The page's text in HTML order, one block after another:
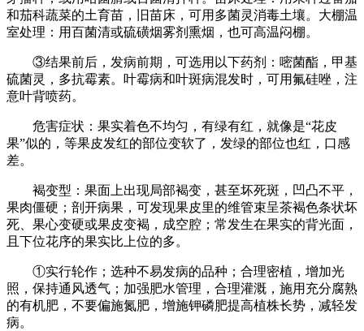
和茄科蔬菜的土育苗，旧苗床，可用多菌灵消毒土壤。大棚温
室处理：用百菌清或硫磺烟雾剂熏烟，也可高温闷棚。
③结果前后，发病前期，可选用以下药剂：嘧菌酯，甲基
硫菌灵，多抗霉素。叶霉病和叶斑病混发时，可用氟硅唑，注
意叶背喷药。
危害症状：果实着色不均匀，有绿有红，就像是“花皮
果”似的，等果皮发红的部位变软了，发绿的部位也红，口感
差。
褐变型：果面上出现局部褐变，甚至坏死斑，凹凸不平，
果肉僵硬；剖开病果，可发现果皮里的维管束呈茶褐色条状坏
死、果心变硬或果皮变褐，成空腔；常发生在果实的背光面，
且下位花序的果实比上位的多。
①实行轮作；选种不易发病的品种；合理密植，增加光
照，保持通风透气；加强肥水管理，合理灌溉，施用充分腐熟
的有机肥，不要偏施氮肥，增施钾磷肥提高植株长势，减轻发
病。